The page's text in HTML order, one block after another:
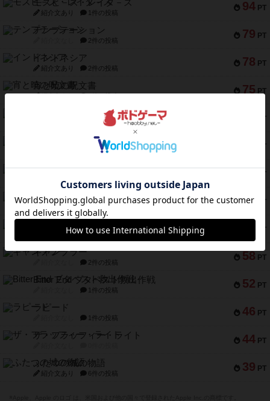
94 PT
モズビ－ズ・レイダ－ズ
紹介文あり 1件の投稿
79 PT
テンプテーション
2件の投稿
78 PT
インドネシア
紹介文あり 2件の投稿
75 PT
宵と暁の呪文書
紹介文あり 8件の投稿
PT
リスボン・トラム 28
9件の投稿
PT
1件の投稿
66 PT
ブラヴェスト
60 PT
スペクタキュラー
紹介文なし 1件の投稿
PT
紹介文あり 13件の投稿
58 PT
ギャンブラー
2件の投稿
52 PT
Bitter End ブタペスト救出作戦
1件の投稿
46 PT
ラピード
1件の投稿
44 PT
ザ・フラッフィー・ライト
39 PT
ふたつの城の物語
紹介文あり 6件の投稿